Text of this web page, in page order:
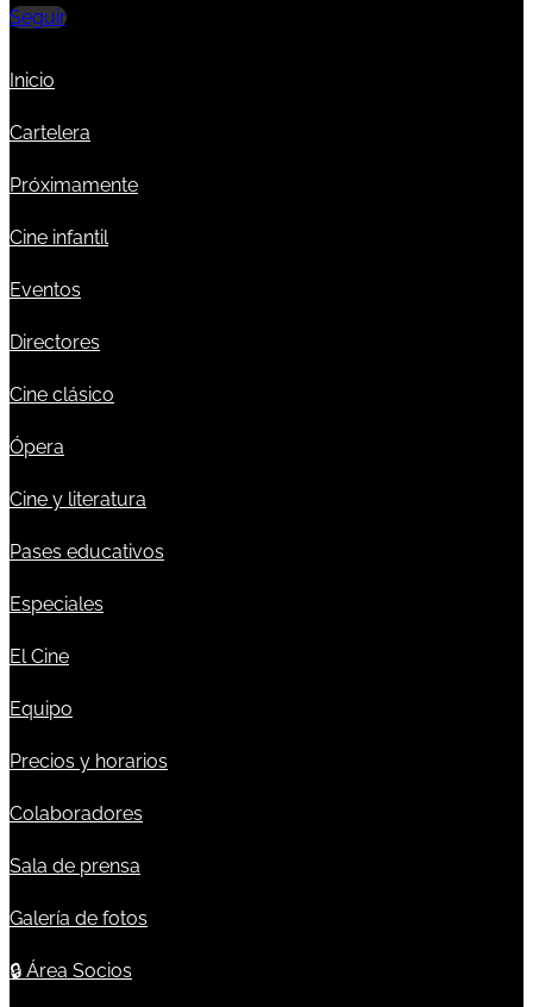
Seguir
Inicio
Cartelera
Próximamente
Cine infantil
Eventos
Directores
Cine clásico
Ópera
Cine y literatura
Pases educativos
Especiales
El Cine
Equipo
Precios y horarios
Colaboradores
Sala de prensa
Galería de fotos
🔒 Área Socios